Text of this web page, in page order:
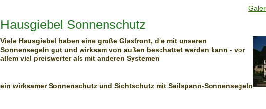
Hausgiebel Sonnenschutz
Viele Hausgiebel haben eine große Glasfront, die mit unseren
Sonnensegeln gut und wirksam von außen beschattet werden kann - vor
allem viel preiswerter als mit anderen Systemen
ein wirksamer Sonnenschutz und Sichtschutz mit Seilspann-Sonnensegeln